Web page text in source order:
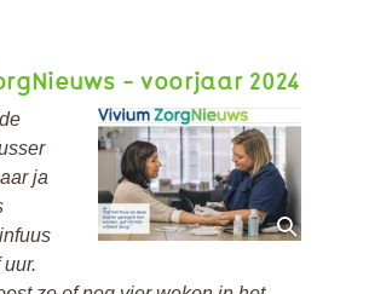
- voorjaar 2024
ja